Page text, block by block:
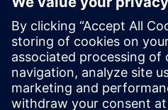
MSSQL Connector
Integração segura e perfeita de
Siemens Industrial Edge:
bidirecional, com buffer
integridade crítica dos dados